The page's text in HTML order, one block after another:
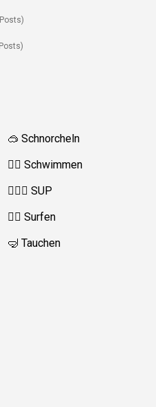
🥽 Schnorcheln
🏊‍♂️ Schwimmen
🏄‍♀️🛶 SUP
🏄‍♂️ Surfen
🤿 Tauchen